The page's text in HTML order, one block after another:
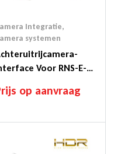
Integratie,
systemen
Voor RNS-E-
op aanvraag